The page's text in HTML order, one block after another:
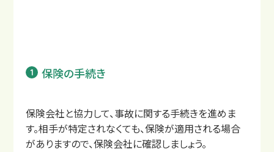
保険の手続き
保険会社と協力して、事故に関する手続きを進めま
す。相手が特定されなくても、保険が適用される場合
がありますので、保険会社に確認しましょう。